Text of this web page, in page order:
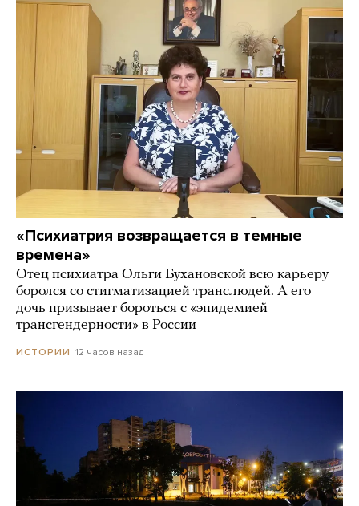
«Психиатрия возвращается в темные
времена»
Отец психиатра Ольги Бухановской всю карьеру
боролся со стигматизацией транслюдей. А его
дочь призывает бороться с «эпидемией
трансгендерности» в России
ИСТОРИИ 12 часов назад